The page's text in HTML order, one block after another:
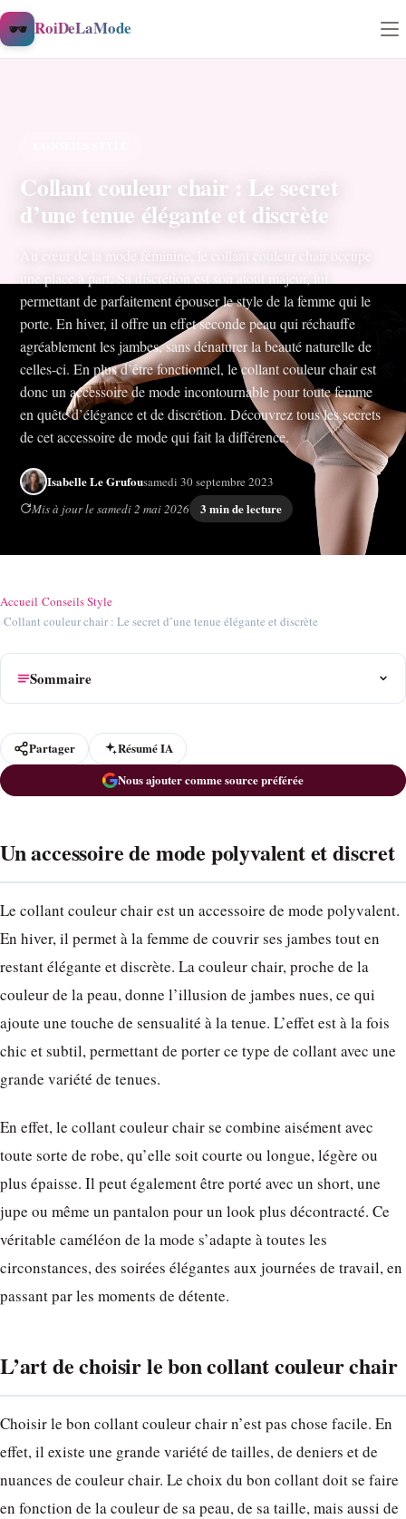
Aller au contenu
🕶️ RoiDeLaMode
Collant couleur chair : Le secret
d’une tenue élégante et discrète
Au cœur de la mode féminine, le collant couleur chair occupe
une place à part. Sa discrétion est son atout majeur, lui
permettant de parfaitement épouser le style de la femme qui le
porte. En hiver, il offre un effet seconde peau qui réchauffe
agréablement les jambes, sans dénaturer la beauté naturelle de
celles-ci. En plus d’être fonctionnel, le collant couleur chair est
donc un accessoire de mode incontournable pour toute femme
en quête d’élégance et de discrétion. Découvrez tous les secrets
de cet accessoire de mode qui fait la différence.
Isabelle Le Grufousamedi 30 septembre 2023
Mis à jour le samedi 2 mai 2026
3 min de lecture
Accueil›Conseils Style
›Collant couleur chair : Le secret d’une tenue élégante et discrète
Sommaire
Partager
Résumé IA
Nous ajouter comme source préférée
Un accessoire de mode polyvalent et discret
Le collant couleur chair est un accessoire de mode polyvalent.
En hiver, il permet à la femme de couvrir ses jambes tout en
restant élégante et discrète. La couleur chair, proche de la
couleur de la peau, donne l’illusion de jambes nues, ce qui
ajoute une touche de sensualité à la tenue. L’effet est à la fois
chic et subtil, permettant de porter ce type de collant avec une
grande variété de tenues.
En effet, le collant couleur chair se combine aisément avec
toute sorte de robe, qu’elle soit courte ou longue, légère ou
plus épaisse. Il peut également être porté avec un short, une
jupe ou même un pantalon pour un look plus décontracté. Ce
véritable caméléon de la mode s’adapte à toutes les
circonstances, des soirées élégantes aux journées de travail, en
passant par les moments de détente.
L’art de choisir le bon collant couleur chair
Choisir le bon collant couleur chair n’est pas chose facile. En
effet, il existe une grande variété de tailles, de deniers et de
nuances de couleur chair. Le choix du bon collant doit se faire
en fonction de la couleur de sa peau, de sa taille, mais aussi de